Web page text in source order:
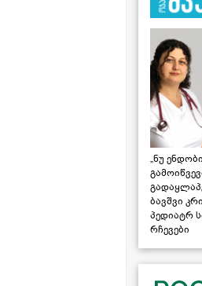
„ნუ
ბავშვი
პედიატრ
რჩევები